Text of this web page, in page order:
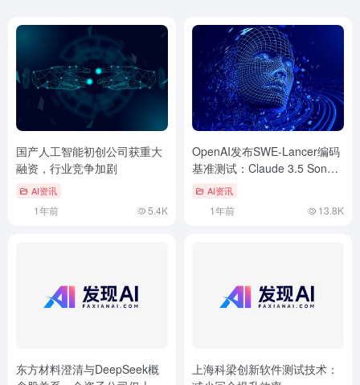
国产人工智能初创公司获重大
融资，行业竞争加剧
AI资讯
1年前 5.4K
OpenAI发布SWE-Lancer编码
基准测试：Claude 3.5 Sonnet
力压GPT-4赢得最高报酬
AI资讯
1年前 13.8K
东方材料澄清与DeepSeek概
上海科梁创新软件测试技术：